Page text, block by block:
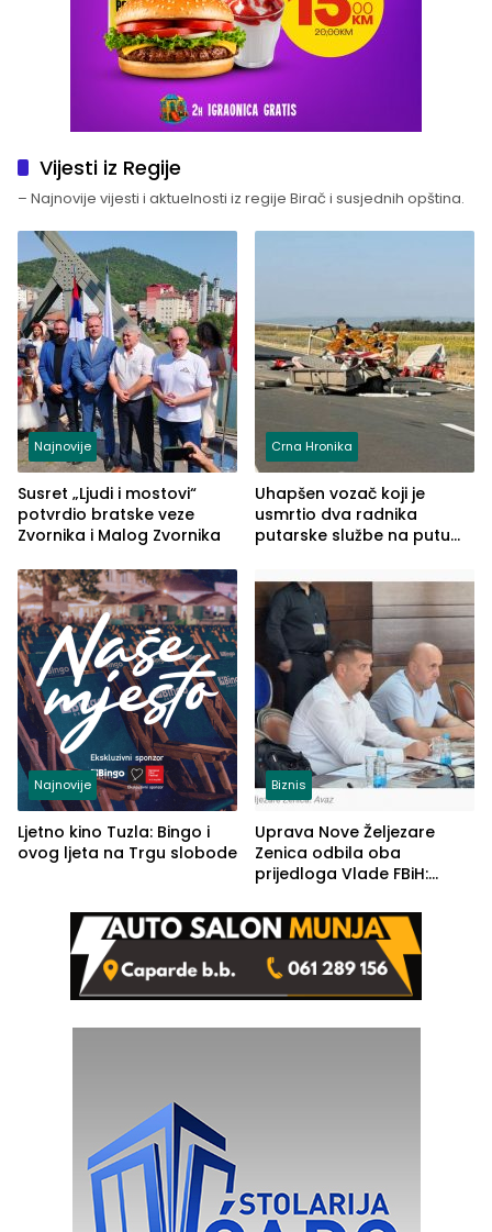
Vijesti iz Regije
– Najnovije vijesti i aktuelnosti iz regije Birač i susjednih opština.
Najnovije
Susret „Ljudi i mostovi“
potvrdio bratske veze
Zvornika i Malog Zvornika
Crna Hronika
Uhapšen vozač koji je
usmrtio dva radnika
putarske službe na putu
(FOTO)
Najnovije
Ljetno kino Tuzla: Bingo i
ovog ljeta na Trgu slobode
Biznis
Uprava Nove Željezare
Zenica odbila oba
prijedloga Vlade FBiH:
rješenje